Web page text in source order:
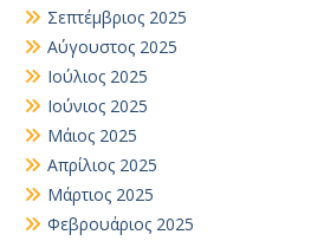
Σεπτέμβριος 2025
Αύγουστος 2025
Ιούλιος 2025
Ιούνιος 2025
Μάιος 2025
Απρίλιος 2025
Μάρτιος 2025
Φεβρουάριος 2025